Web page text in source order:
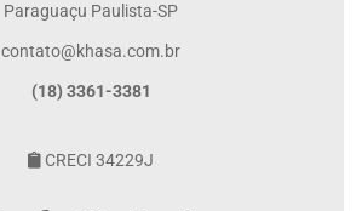
Paraguaçu Paulista-SP
contato@khasa.com.br
(18) 3361-3381
CRECI 34229J